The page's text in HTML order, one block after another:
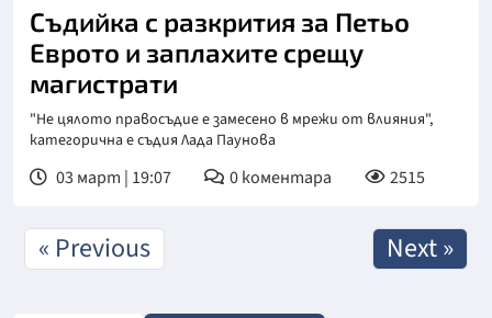
Съдийка с разкрития за Петьо
Еврото и заплахите срещу
магистрати
"Не цялото правосъдие е замесено в мрежи от влияния",
категорична е съдия Лада Паунова
03 март | 19:07 0коментара 2515
« Previous Next »